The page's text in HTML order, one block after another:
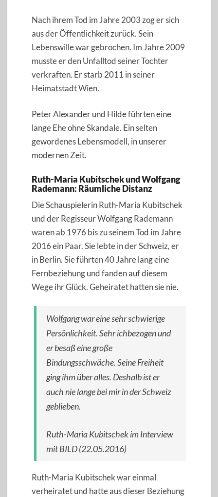
Nach ihrem Tod im Jahre 2003 zog er sich
aus der Öffentlichkeit zurück. Sein
Lebenswille war gebrochen. Im Jahre 2009
musste er den Unfalltod seiner Tochter
verkraften. Er starb 2011 in seiner
Heimatstadt Wien.
Peter Alexander und Hilde führten eine
lange Ehe ohne Skandale. Ein selten
gewordenes Lebensmodell, in unserer
modernen Zeit.
Ruth-Maria Kubitschek und Wolfgang
Rademann: Räumliche Distanz
Die Schauspielerin Ruth-Maria Kubitschek
und der Regisseur Wolfgang Rademann
waren ab 1976 bis zu seinem Tod im Jahre
2016 ein Paar. Sie lebte in der Schweiz, er
in Berlin. Sie führten 40 Jahre lang eine
Fernbeziehung und fanden auf diesem
Wege ihr Glück. Geheiratet hatten sie nie.
Wolfgang war eine sehr schwierige
Persönlichkeit. Sehr ichbezogen und
er besaß eine große
Bindungsschwäche. Seine Freiheit
ging ihm über alles. Deshalb ist er
auch nie lange bei mir in der Schweiz
geblieben.
Ruth-Maria Kubitschek im Interview
mit BILD (22.05.2016)
Ruth-Maria Kubitschek war einmal
verheiratet und hatte aus dieser Beziehung